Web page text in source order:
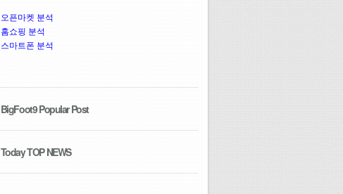
오픈마켓 분석
홈쇼핑 분석
스마트폰 분석
BigFoot9 Popular Post
Today TOP NEWS